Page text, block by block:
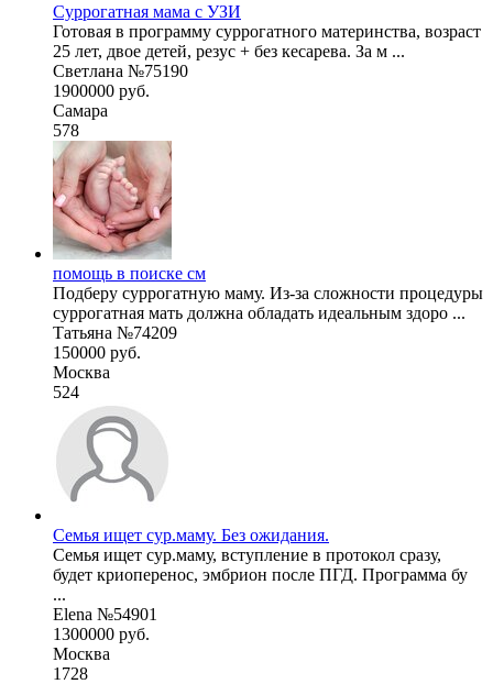
Суррогатная мама с УЗИ
Готовая в программу суррогатного материнства, возраст
25 лет, двое детей, резус + без кесарева. За м ...
Светлана №75190
1900000 руб.
Самара
578
помощь в поиске см
Подберу суррогатную маму. Из-за сложности процедуры
суррогатная мать должна обладать идеальным здоро ...
Татьяна №74209
150000 руб.
Москва
524
Семья ищет сур.маму. Без ожидания.
Семья ищет сур.маму, вступление в протокол сразу,
будет криоперенос, эмбрион после ПГД. Программа бу
...
Elena №54901
1300000 руб.
Москва
1728